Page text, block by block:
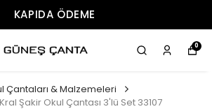
ÜCRETSIZ KARGO
0
Çantaları & Malzemeleri
Kral Şakir Okul Çantası 3'lü Set 33107